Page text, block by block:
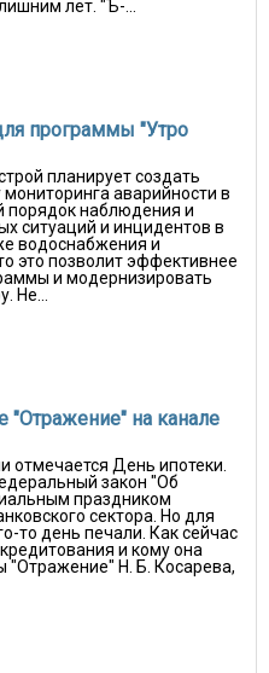
лет. "Ъ-...
программы "Утро
планирует создать
аварийности в
порядок наблюдения и
ситуаций и инцидентов в
водоснабжения и
это позволит эффективнее
и модернизировать
Не...
"Отражение" на канале
отмечается День ипотеки.
закон "Об
праздником
сектора. Но для
то день печали. Как сейчас
и кому она
"Отражение" Н. Б. Косарева,